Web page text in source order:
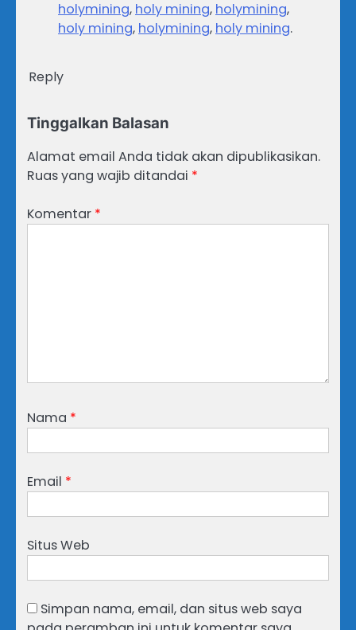
holymining, holy mining, holymining,
holy mining, holymining, holy mining.
Reply
Tinggalkan Balasan
Alamat email Anda tidak akan dipublikasikan.
Ruas yang wajib ditandai *
Komentar *
Nama *
Email *
Situs Web
Simpan nama, email, dan situs web saya